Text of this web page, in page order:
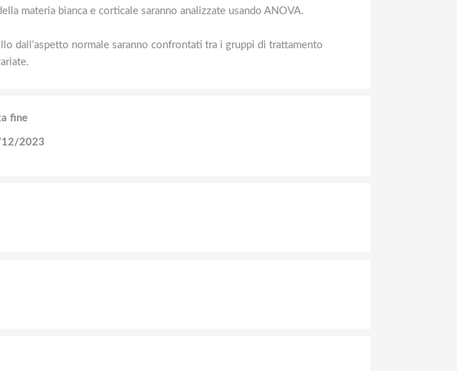
materia bianca e corticale saranno analizzate usando ANOVA.
dall’aspetto normale saranno confrontati tra i gruppi di trattamento
fine
2023